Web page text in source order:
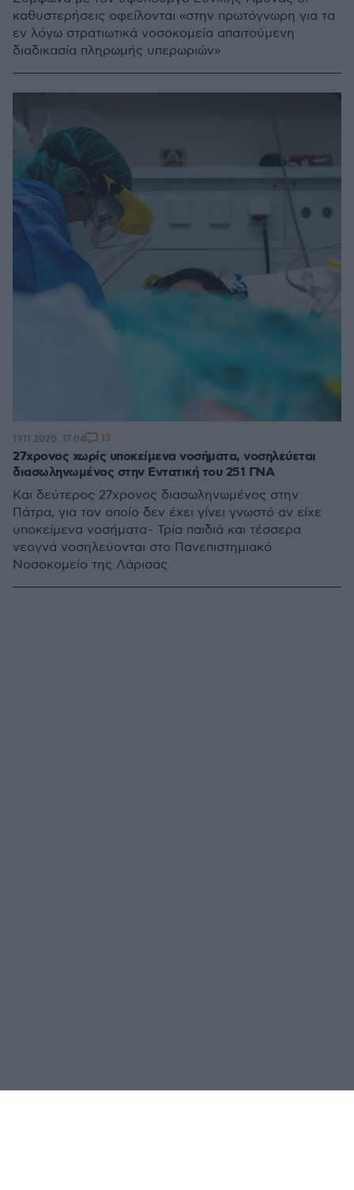
καθυστερήσεις οφείλονται «στην πρωτόγνωρη για τα
εν λόγω στρατιωτικά νοσοκομεία απαιτούμενη
διαδικασία πληρωμής υπερωριών»
27χρονος χωρίς υποκείμενα νοσήματα, νοσηλεύεται
διασωληνωμένος στην Εντατική του 251 ΓΝΑ
Και δεύτερος 27χρονος διασωληνωμένος στην
Πάτρα, για τον οποίο δεν έχει γίνει γνωστό αν είχε
υποκείμενα νοσήματα - Τρία παιδιά και τέσσερα
νεογνά νοσηλεύονται στο Πανεπιστημιακό
Νοσοκομείο της Λάρισας
19.11.2020, 17:04 13